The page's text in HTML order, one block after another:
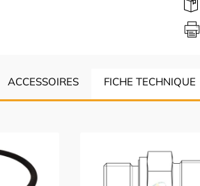
ACCESSOIRES FICHE TECHNIQUE